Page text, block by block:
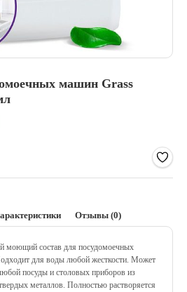
машин Grass
Отзывы (0)
моющий состав для посудомоечных
для воды любой жесткости. Может
посуды и столовых приборов из
металлов. Полностью растворяется